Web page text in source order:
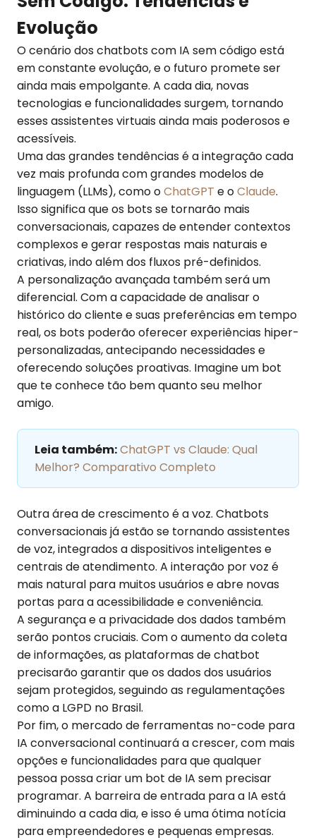
Evolução
O cenário dos chatbots com IA sem código está
em constante evolução, e o futuro promete ser
ainda mais empolgante. A cada dia, novas
tecnologias e funcionalidades surgem, tornando
esses assistentes virtuais ainda mais poderosos e
acessíveis.
Uma das grandes tendências é a integração cada
vez mais profunda com grandes modelos de
linguagem (LLMs), como oChatGPT e oClaude.
Isso significa que os bots se tornarão mais
conversacionais, capazes de entender contextos
complexos e gerar respostas mais naturais e
criativas, indo além dos fluxos pré-definidos.
A personalização avançada também será um
diferencial. Com a capacidade de analisar o
histórico do cliente e suas preferências em tempo
real, os bots poderão oferecer experiências hiper-
personalizadas, antecipando necessidades e
oferecendo soluções proativas. Imagine um bot
que te conhece tão bem quanto seu melhor
amigo.
Leia também:ChatGPT vs Claude: Qual
Melhor? Comparativo Completo
Outra área de crescimento é a voz. Chatbots
conversacionais já estão se tornando assistentes
de voz, integrados a dispositivos inteligentes e
centrais de atendimento. A interação por voz é
mais natural para muitos usuários e abre novas
portas para a acessibilidade e conveniência.
A segurança e a privacidade dos dados também
serão pontos cruciais. Com o aumento da coleta
de informações, as plataformas de chatbot
precisarão garantir que os dados dos usuários
sejam protegidos, seguindo as regulamentações
como a LGPD no Brasil.
Por fim, o mercado de ferramentas no-code para
IA conversacional continuará a crescer, com mais
opções e funcionalidades para que qualquer
pessoa possa criar um bot de IA sem precisar
programar. A barreira de entrada para a IA está
diminuindo a cada dia, e isso é uma ótima notícia
para empreendedores e pequenas empresas.